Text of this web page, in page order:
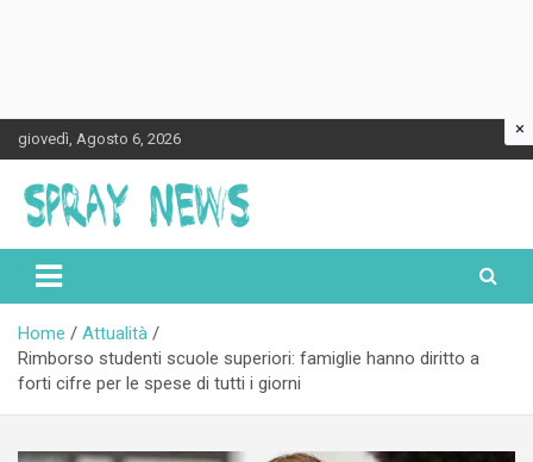
Skip
to
content
giovedì, Agosto 6, 2026
Spraynews.it
Home
Attualità
Rimborso studenti scuole superiori: famiglie hanno diritto a
forti cifre per le spese di tutti i giorni
×